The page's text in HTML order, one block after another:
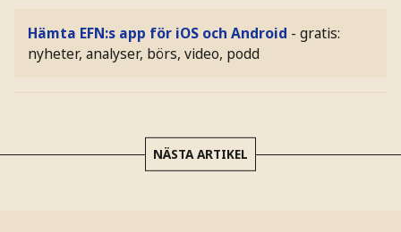
Hämta EFN:s app för iOS och Android - gratis:
nyheter, analyser, börs, video, podd
NÄSTA ARTIKEL